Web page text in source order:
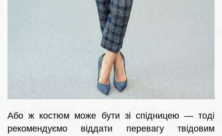
Або ж костюм може бути зі спідницею — тоді
рекомендуємо віддати перевагу твідовим